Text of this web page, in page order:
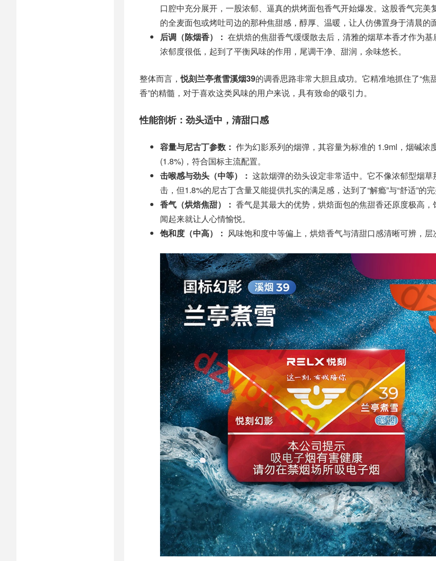
口腔中充分展开，一股浓郁、逼真的烘烤面包香气开始爆发。这股香气完美
的全麦面包或烤吐司边的那种焦甜感，醇厚、温暖，让人仿佛置身于清晨的
后调（陈烟香）： 在烘焙的焦甜香气缓缓散去后，清雅的烟草本香才作为基
浓郁度很低，起到了平衡风味的作用，尾调干净、甜润，余味悠长。
整体而言，悦刻兰亭煮雪溪烟39的调香思路非常大胆且成功。它精准地抓住了“焦
香”的精髓，对于喜欢这类风味的用户来说，具有致命的吸引力。
性能剖析：劲头适中，清甜口感
容量与尼古丁参数： 作为幻影系列的烟弹，其容量为标准的 1.9ml，烟碱浓
(1.8%)，符合国标主流配置。
击喉感与劲头（中等）： 这款烟弹的劲头设定非常适中。它不像浓郁型烟草
击，但1.8%的尼古丁含量又能提供扎实的满足感，达到了“解瘾”与“舒适”的完
香气（烘焙焦甜）： 香气是其最大的优势，烘焙面包的焦甜香还原度极高，
闻起来就让人心情愉悦。
饱和度（中高）： 风味饱和度中等偏上，烘焙香气与清甜口感清晰可辨，层